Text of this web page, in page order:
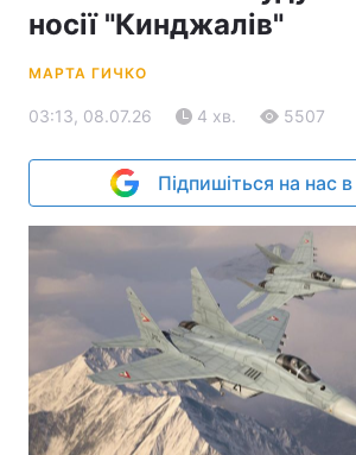
носії "Кинджалів"
МАРТА ГИЧКО
03:13, 08.07.26 4 хв. 5507
Підпишіться на нас